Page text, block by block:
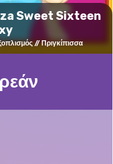
Sweet Sixteen
Πριγκίπισσα